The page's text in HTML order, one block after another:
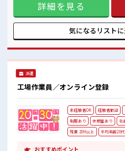
ンジするのは不安だけど、 し
す！ イチからスキルUP・ス
う！ ≪収入アップを目指せ
由！ あなたの個性を大事に
詳細を見る
気になるリストに
派遣
工場作業員／オンライン登録
未経験者OK 経験者歓迎
制服あり
休憩室あり 社
残業 20H以上
平均年齢20代
おすすめポイント